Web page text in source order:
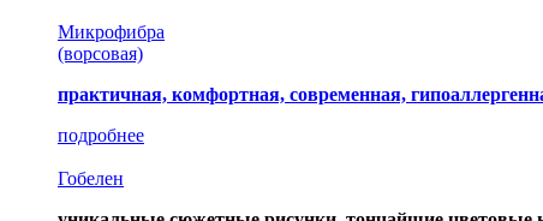
Микрофибра
(ворсовая)
практичная, комфортная, современная,
подробнее
Гобелен